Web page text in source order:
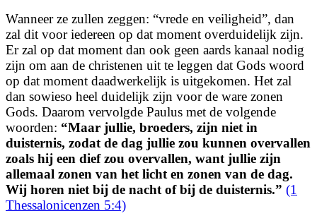
Wanneer ze zullen zeggen: “vrede en veiligheid”, dan
zal dit voor iedereen op dat moment overduidelijk zijn.
Er zal op dat moment dan ook geen aards kanaal nodig
zijn om aan de christenen uit te leggen dat Gods woord
op dat moment daadwerkelijk is uitgekomen. Het zal
dan sowieso heel duidelijk zijn voor de ware zonen
Gods. Daarom vervolgde Paulus met de volgende
woorden: “Maar jullie, broeders, zijn niet in
duisternis, zodat de dag jullie zou kunnen overvallen
zoals hij een dief zou overvallen, want jullie zijn
allemaal zonen van het licht en zonen van de dag.
Wij horen niet bij de nacht of bij de duisternis.” (1
Thessalonicenzen 5:4)